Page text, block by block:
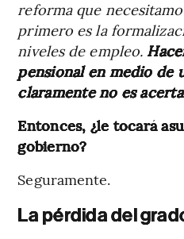
reforma que
primero es la
niveles de empleo.
pensional en medio de
claramente no es
Entonces, ¿le tocará
gobierno?
Seguramente.
La pérdida del